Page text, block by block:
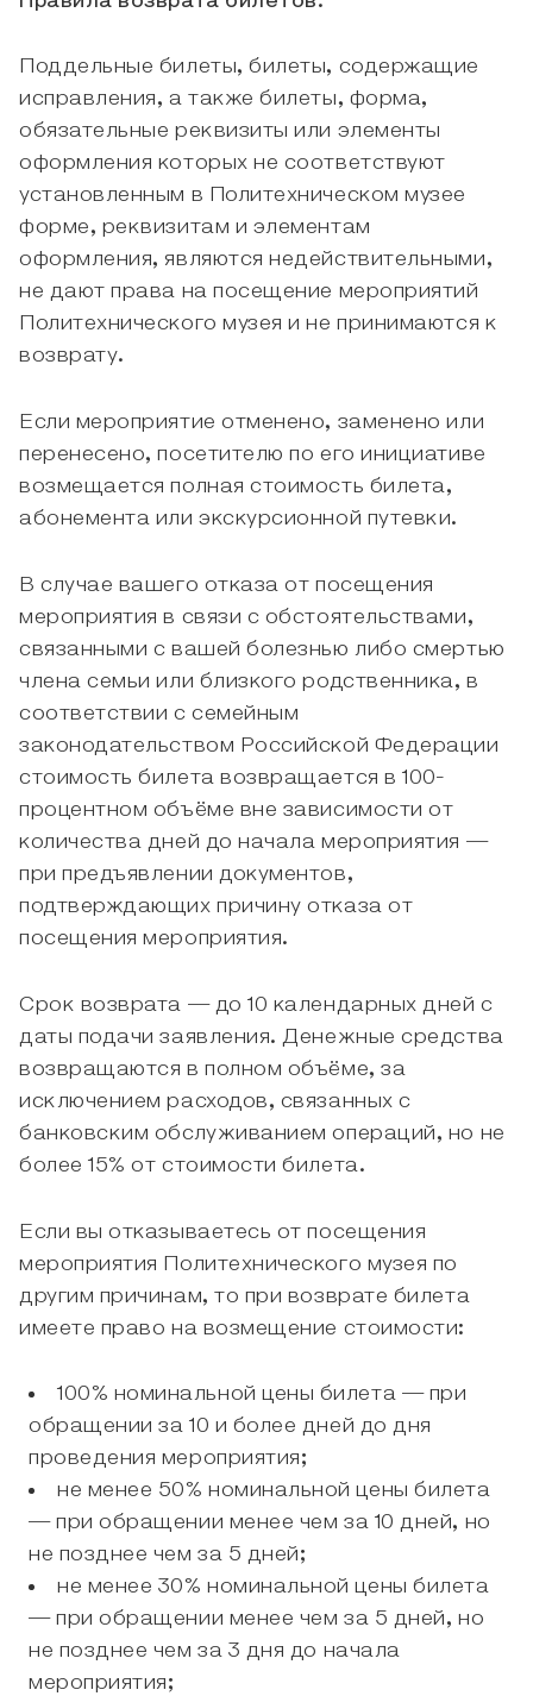
Поддельные билеты, билеты, содержащие
исправления, а также билеты, форма,
обязательные реквизиты или элементы
оформления которых не соответствуют
установленным в Политехническом музее
форме, реквизитам и элементам
оформления, являются недействительными,
не дают права на посещение мероприятий
Политехнического музея и не принимаются к
возврату.
Если мероприятие отменено, заменено или
перенесено, посетителю по его инициативе
возмещается полная стоимость билета,
абонемента или экскурсионной путевки.
В случае вашего отказа от посещения
мероприятия в связи с обстоятельствами,
связанными с вашей болезнью либо смертью
члена семьи или близкого родственника, в
соответствии с семейным
законодательством Российской Федерации
стоимость билета возвращается в 100-
процентном объёме вне зависимости от
количества дней до начала мероприятия —
при предъявлении документов,
подтверждающих причину отказа от
посещения мероприятия.
Срок возврата — до 10 календарных дней с
даты подачи заявления. Денежные средства
возвращаются в полном объёме, за
исключением расходов, связанных с
банковским обслуживанием операций, но не
более 15% от стоимости билета.
Если вы отказываетесь от посещения
мероприятия Политехнического музея по
другим причинам, то при возврате билета
имеете право на возмещение стоимости:
100% номинальной цены билета — при
обращении за 10 и более дней до дня
проведения мероприятия;
не менее 50% номинальной цены билета
— при обращении менее чем за 10 дней, но
не позднее чем за 5 дней;
не менее 30% номинальной цены билета
— при обращении менее чем за 5 дней, но
не позднее чем за 3 дня до начала
мероприятия;